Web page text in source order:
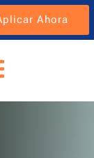
Ahora